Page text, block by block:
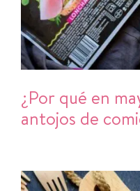
¿Por qué en
antojos de